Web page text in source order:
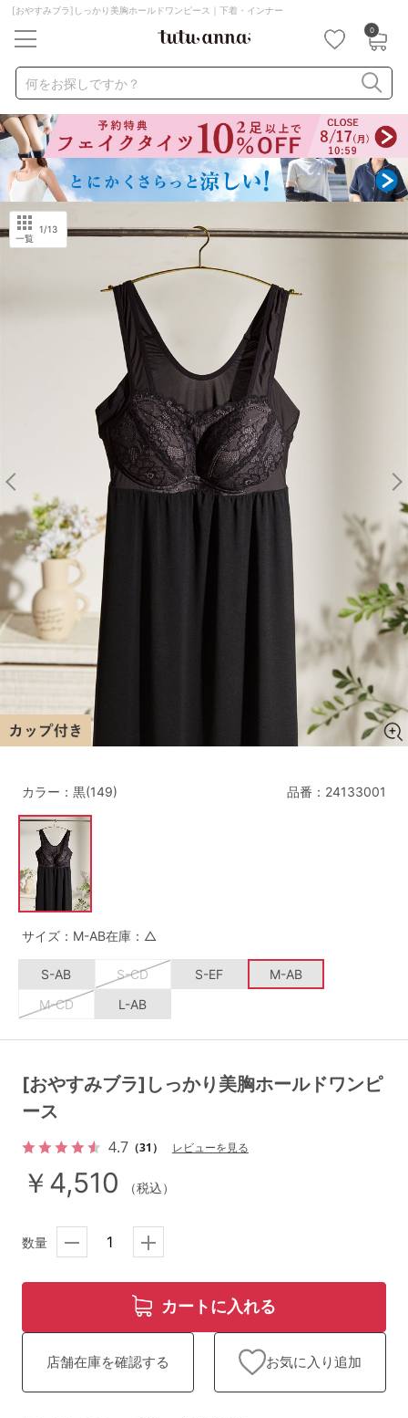
[おやすみブラ]しっかり美胸ホールドワンピース｜下着・インナー
0
何をお探しですか？
ナイトブラ ノンワイヤー 特盛ブラ
チューブトップ
折り畳み
パジャマ ストッキング
キャミソール
ルームウェア
レッグウェア 下着
ライフスタイル
キッズ
マタニティ ギフトラッピング
SALE
サイズからブラを探す
A60 A65
B65 B70
C65 C70
D65 D70
E65 E70 E75 E80 E85
F65 F70
G65
H70 H75
SS
L
S-AB S-CD S-EF
LL-EF
サイズの表示を閉じる
すべてのサイズを表示する
～999円
2,000～2,999円
4,000円～
セールアイテムから探す
セールアイテム
その他から探す
新着アイテム
ランキング
特集ページ
一覧
1/13
品番： 24133001
[おやすみブラ]しっかり美胸ホールドワンピ
ース
4.7（31） レビューを見る
￥4,510 （税込）
カラー：黒(149)
サイズ：M-AB在庫：△
S-AB S-CD S-EF
M-AB
M-CD
L-AB
数量
カートに入れる
店舗在庫を確認する お気に入り追加